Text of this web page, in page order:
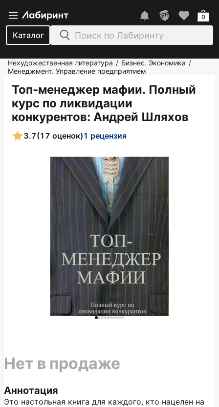
Каталог
0
Нехудожественная литература / Бизнес. Экономика /
Менеджмент. Управление предприятием
Топ-менеджер мафии. Полный
курс по ликвидации
конкурентов: Андрей Шляхов
3.7(17 оценок)1 рецензия
Аннотация
Это настольная книга для каждого, кто нацелен на
Нет в продаже